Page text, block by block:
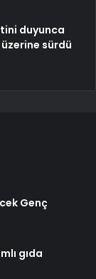
duyunca
üzerine sürdü
Genç
gıda